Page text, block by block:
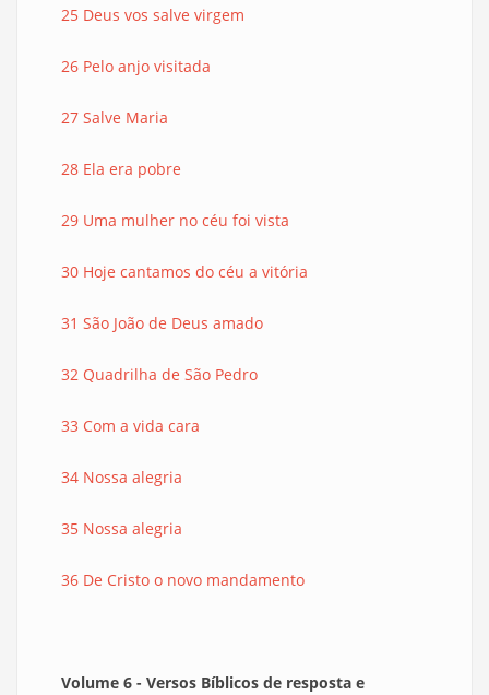
25 Deus vos salve virgem
26 Pelo anjo visitada
27 Salve Maria
28 Ela era pobre
29 Uma mulher no céu foi vista
30 Hoje cantamos do céu a vitória
31 São João de Deus amado
32 Quadrilha de São Pedro
33 Com a vida cara
34 Nossa alegria
35 Nossa alegria
36 De Cristo o novo mandamento
Volume 6 - Versos Bíblicos de resposta e